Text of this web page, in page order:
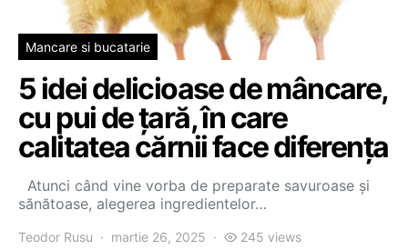
Mancare si bucatarie
5 idei delicioase de mâncare,
cu pui de țară, în care
calitatea cărnii face diferența
Atunci când vine vorba de preparate savuroase și
sănătoase, alegerea ingredientelor…
Teodor Rusu martie 26, 2025 245 views